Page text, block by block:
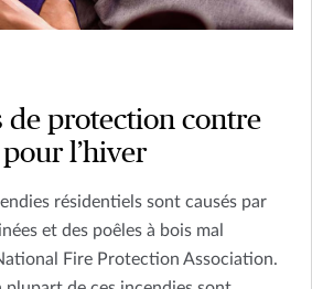
de protection contre
l’hiver
résidentiels sont causés par
et des poêles à bois mal
Fire Protection Association.